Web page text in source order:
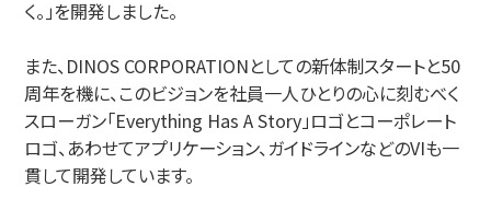
く。」を開発しました。
また、DINOS CORPORATIONとしての新体制スタートと50
周年を機に、このビジョンを社員一人ひとりの心に刻むべく
スローガン「Everything Has A Story」ロゴとコーポレート
ロゴ、あわせてアプリケーション、ガイドラインなどのVIも一
貫して開発しています。